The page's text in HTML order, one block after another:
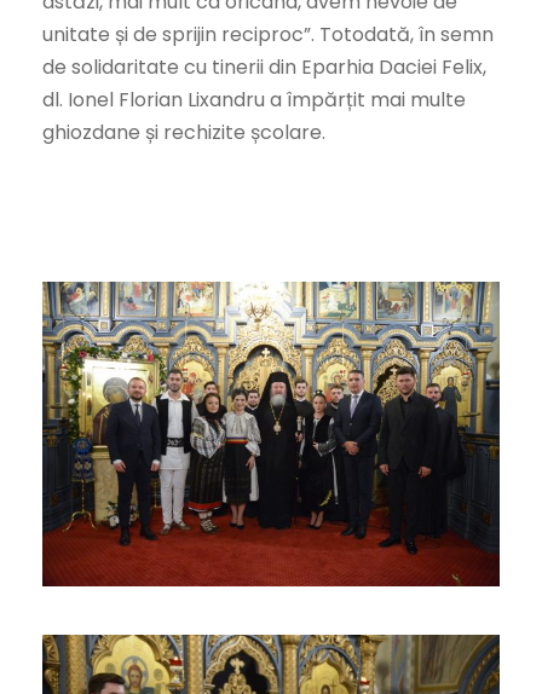
unitate și de sprijin reciproc”. Totodată, în semn
de solidaritate cu tinerii din Eparhia Daciei Felix,
dl. Ionel Florian Lixandru a împărțit mai multe
ghiozdane și rechizite școlare.